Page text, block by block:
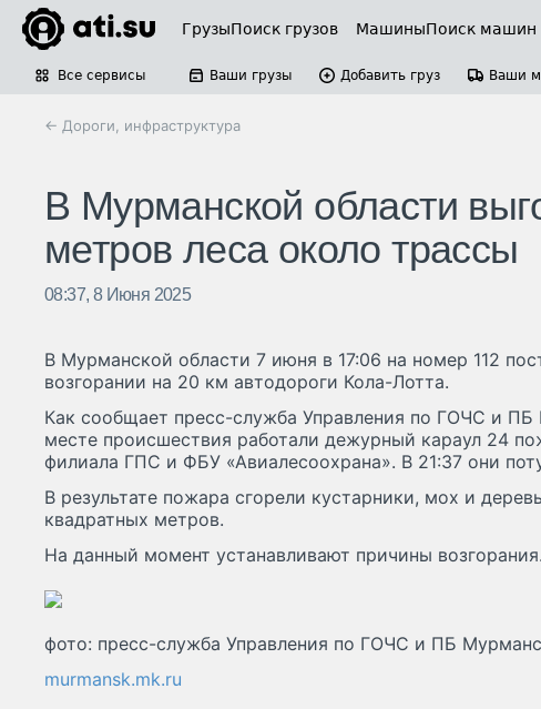
ГрузыПоиск грузов МашиныПоиск машин
Все сервисы Ваши грузы Добавить груз Ваши
← Дороги, инфраструктура
В Мурманской области
метров леса около трассы
08:37, 8 Июня 2025
В Мурманской области 7 июня в 17:06 на номер 112
возгорании на 20 км автодороги Кола-Лотта.
Как сообщает пресс-служба Управления по ГОЧС и ПБ
месте происшествия работали дежурный караул 24
филиала ГПС и ФБУ «Авиалесоохрана». В 21:37 они
В результате пожара сгорели кустарники, мох и
квадратных метров.
На данный момент устанавливают причины возгорания.
фото: пресс-служба Управления по ГОЧС и ПБ
murmansk.mk.ru